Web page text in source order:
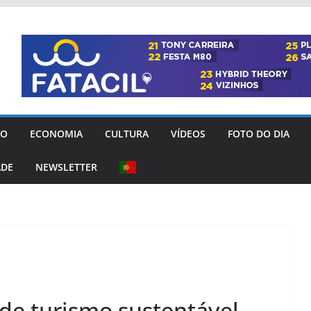
ECONOMIA CULTURA VÍDEOS FOTO DO DIA
NEWSLETTER